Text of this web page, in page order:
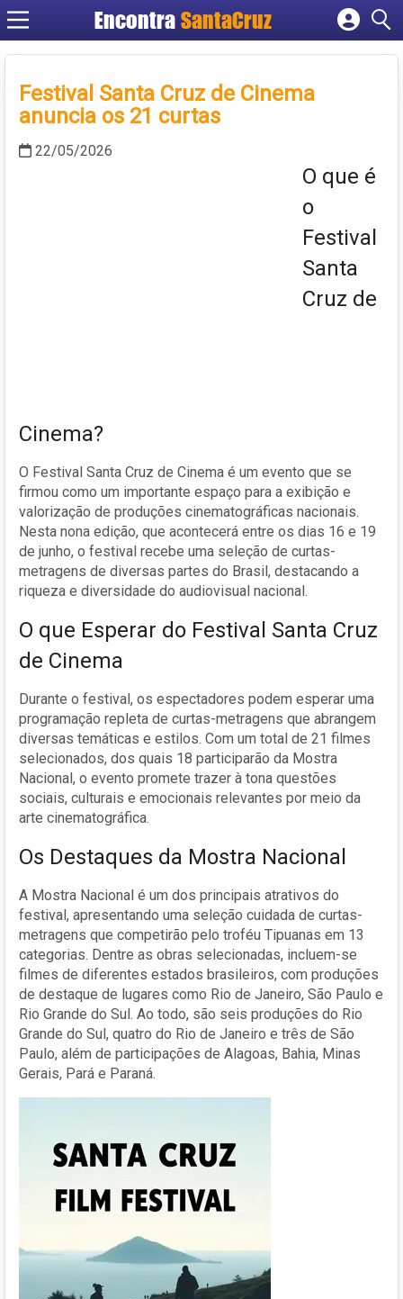
Encontra
Cadastrar empresa
Criar conta
Festival Santa Cruz de Cinema
anuncia os 21 curtas
22/05/2026
O que é
o
Festival
Santa
Cruz de
Cinema?
O Festival Santa Cruz de Cinema é um evento que se
firmou como um importante espaço para a exibição e
valorização de produções cinematográficas nacionais.
Nesta nona edição, que acontecerá entre os dias 16 e 19
de junho, o festival recebe uma seleção de curtas-
metragens de diversas partes do Brasil, destacando a
riqueza e diversidade do audiovisual nacional.
O que Esperar do Festival Santa Cruz
de Cinema
Durante o festival, os espectadores podem esperar uma
programação repleta de curtas-metragens que abrangem
diversas temáticas e estilos. Com um total de 21 filmes
selecionados, dos quais 18 participarão da Mostra
Nacional, o evento promete trazer à tona questões
sociais, culturais e emocionais relevantes por meio da
arte cinematográfica.
Os Destaques da Mostra Nacional
A Mostra Nacional é um dos principais atrativos do
festival, apresentando uma seleção cuidada de curtas-
metragens que competirão pelo troféu Tipuanas em 13
categorias. Dentre as obras selecionadas, incluem-se
filmes de diferentes estados brasileiros, com produções
de destaque de lugares como Rio de Janeiro, São Paulo e
Rio Grande do Sul. Ao todo, são seis produções do Rio
Grande do Sul, quatro do Rio de Janeiro e três de São
Paulo, além de participações de Alagoas, Bahia, Minas
Gerais, Pará e Paraná.